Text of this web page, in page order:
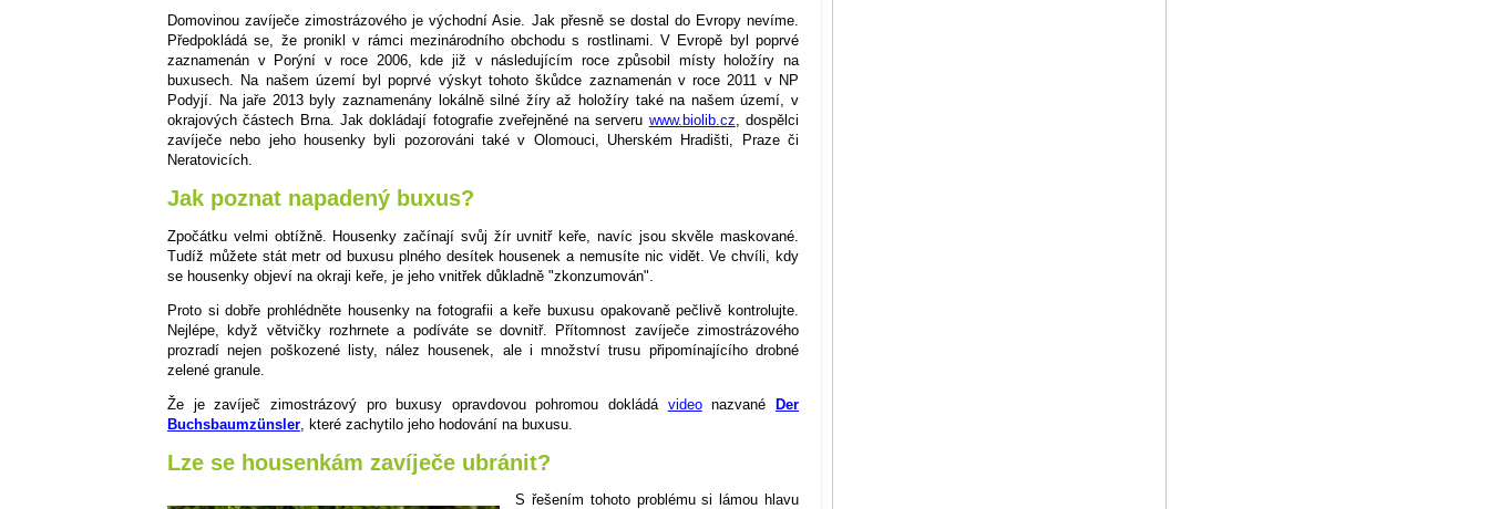
Domovinou zavíječe zimostrázového je východní Asie. Jak přesně se dostal do Evropy nevíme.
Předpokládá se, že pronikl v rámci mezinárodního obchodu s rostlinami. V Evropě byl poprvé
zaznamenán v Porýní v roce 2006, kde již v následujícím roce způsobil místy holožíry na
buxusech. Na našem území byl poprvé výskyt tohoto škůdce zaznamenán v roce 2011 v NP
Podyjí. Na jaře 2013 byly zaznamenány lokálně silné žíry až holožíry také na našem území, v
okrajových částech Brna. Jak dokládají fotografie zveřejněné na serveru www.biolib.cz, dospělci
zavíječe nebo jeho housenky byli pozorováni také v Olomouci, Uherském Hradišti, Praze či
Neratovicích.
Jak poznat napadený buxus?
Zpočátku velmi obtížně. Housenky začínají svůj žír uvnitř keře, navíc jsou skvěle maskované.
Tudíž můžete stát metr od buxusu plného desítek housenek a nemusíte nic vidět. Ve chvíli, kdy
se housenky objeví na okraji keře, je jeho vnitřek důkladně "zkonzumován".
Proto si dobře prohlédněte housenky na fotografii a keře buxusu opakovaně pečlivě kontrolujte.
Nejlépe, když větvičky rozhrnete a podíváte se dovnitř. Přítomnost zavíječe zimostrázového
prozradí nejen poškozené listy, nález housenek, ale i množství trusu připomínajícího drobné
zelené granule.
Že je zavíječ zimostrázový pro buxusy opravdovou pohromou dokládá videonazvanéDer
Buchsbaumzünsler , které zachytilo jeho hodování na buxusu.
Lze se housenkám zavíječe ubránit?
S řešením tohoto problému si lámou hlavu